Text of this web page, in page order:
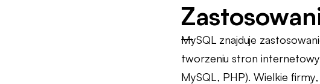
MySQL znajduje
tworzeniu stron
MySQL, PHP). Wielkie